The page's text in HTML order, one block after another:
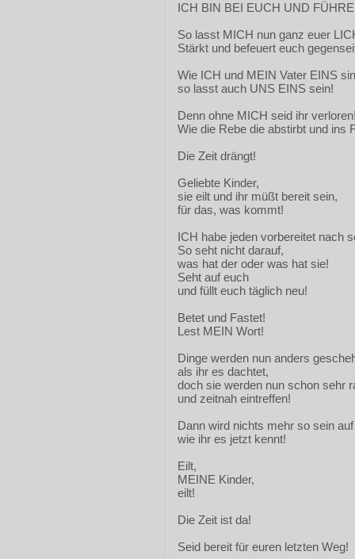
ICH BIN BEI EUCH UND
So lasst MICH nun ganz euer
Stärkt und befeuert euch
Wie ICH und MEIN Vater EINS
so lasst auch UNS EINS sein!
Denn ohne MICH seid ihr
Wie die Rebe die abstirbt und ins
Die Zeit drängt!
Geliebte Kinder,
sie eilt und ihr müßt bereit sein,
für das, was kommt!
ICH habe jeden vorbereitet nach
So seht nicht darauf,
was hat der oder was hat sie!
Seht auf euch
und füllt euch täglich neu!
Betet und Fastet!
Lest MEIN Wort!
Dinge werden nun anders
als ihr es dachtet,
doch sie werden nun schon sehr
und zeitnah eintreffen!
Dann wird nichts mehr so sein
wie ihr es jetzt kennt!
Eilt,
MEINE Kinder,
eilt!
Die Zeit ist da!
Seid bereit für euren letzten Weg!